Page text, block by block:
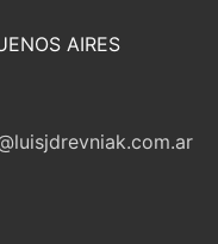
AIRES